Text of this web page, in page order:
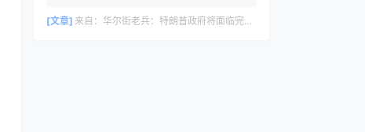
[文章] 来自： 华尔街老兵：特朗普政府将面临完美风暴，长期看好黄金